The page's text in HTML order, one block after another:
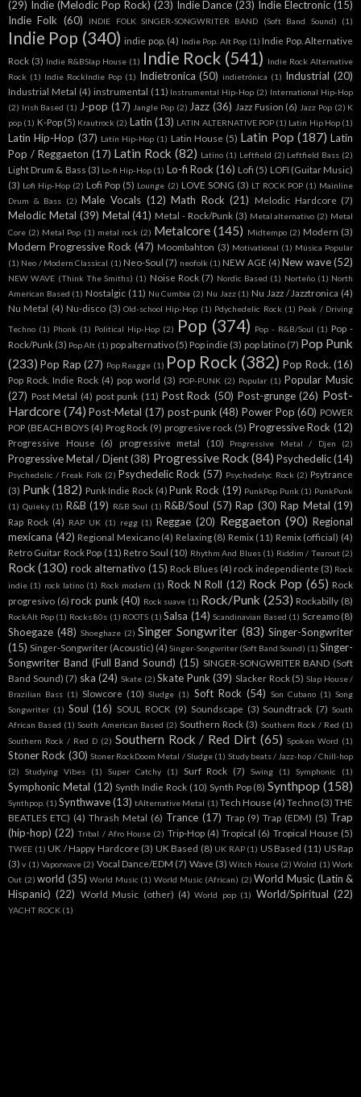
(29) Indie (Melodic Pop Rock) (23) Indie Dance (23) Indie Electronic (15)
Indie Folk (60) INDIE FOLK SINGER-SONGWRITER BAND (Soft Band Sound) (1)
Indie Pop (340) indie pop. (4) Indie Pop. Alt Pop (1) Indie Pop. Alternative
Rock (3) Indie R&BSlap House (1) Indie Rock (541) Indie Rock Alternative
Rock (1) Indie RockIndie Pop (1) Indietronica (50) indietrónica (1) Industrial (20)
Industrial Metal (4) instrumental (11) Instrumental Hip-Hop (2) International Hip-Hop
(2) Irish Based (1) J-pop (17) Jangle Pop (2) Jazz (36) Jazz Fusion (6) Jazz Pop (2) K
pop (1) K-Pop (5) Krautrock (2) Latin (13) LATIN ALTERNATIVE POP (1) Latin Hip Hop (1)
Latin Hip-Hop (37) Latín Hip-Hop (1) Latin House (5) Latin Pop (187) Latin
Pop / Reggaeton (17) Latin Rock (82) Latino (1) Leftfield (2) Leftfield Bass (2)
Light Drum & Bass (3) Lo-fi Hip-Hop (1) Lo-fi Rock (16) Lofi (5) LOFI (Guitar Music)
(3) Lofi Hip-Hop (2) Lofi Pop (5) Lounge (2) LOVE SONG (3) LT ROCK POP (1) Mainline
Drum & Bass (2) Male Vocals (12) Math Rock (21) Melodic Hardcore (7)
Melodic Metal (39) Metal (41) Metal - Rock/Punk (3) Metal alternativo (2) Metal
Core (2) Metal Pop (1) metal rock (2) Metalcore (145) Midtempo (2) Modern (3)
Modern Progressive Rock (47) Moombahton (3) Motivational (1) Música Popular
(1) Neo / Modern Classical (1) Neo-Soul (7) neofolk (1) NEW AGE (4) New wave (52)
NEW WAVE (Think The Smiths) (1) Noise Rock (7) Nordic Based (1) Norteño (1) North
American Based (1) Nostalgic (11) Nu Cumbia (2) Nu Jazz (1) Nu Jazz / Jazztronica (4)
Nu Metal (4) Nu-disco (3) Old-school Hip-Hop (1) Pdychedelic Rock (1) Peak / Driving
Techno (1) Phonk (1) Political Hip-Hop (2) Pop (374) Pop - R&B/Soul (1) Pop -
Rock/Punk (3) Pop Alt (1) pop alternativo (5) Pop indie (3) pop latino (7) Pop Punk
(233) Pop Rap (27) Pop Reagge (1) Pop Rock (382) Pop Rock. (16)
Pop Rock. Indie Rock (4) pop world (3) POP-PUNK (2) Popular (1) Popular Music
(27) Post Metal (4) post punk (11) Post Rock (50) Post-grunge (26) Post-
Hardcore (74) Post-Metal (17) post-punk (48) Power Pop (60) POWER
POP (BEACH BOYS (4) Prog Rock (9) progresive rock (5) Progressive Rock (12)
Progressive House (6) progressive metal (10) Progressive Metal / Djen (2)
Progressive Metal / Djent (38) Progressive Rock (84) Psychedelic(14)
Psychedelic / Freak Folk (2) Psychedelic Rock (57) Psychedelyc Rock (2) Psytrance
(3) Punk (182) Punk Indie Rock (4) Punk Rock (19) PunkPop Punk (1) PunkPunk
(1) Quieky (1) R&B (19) R&B Soul (1) R&B/Soul (57) Rap (30) Rap Metal (19)
Rap Rock (4) RAP UK (1) regg (1) Reggae (20) Reggaeton (90) Regional
mexicana (42) Regional Mexicano (4) Relaxing (8) Remix (11) Remix (official) (4)
Retro Guitar Rock Pop (11) Retro Soul (10) Rhythm And Blues (1) Riddim / Tearout (2)
Rock (130) rock alternativo (15) Rock Blues (4) rock independiente (3) Rock
indie (1) rock latino (1) Rock modern (1) Rock N Roll (12) Rock Pop (65) Rock
progresivo (6) rock punk (40) Rock suave (1) Rock/Punk (253) Rockabilly (8)
RockAlt Pop (1) Rocks 80s (1) ROOTS (1) Salsa (14) Scandinavian Based (1) Screamo (8)
Shoegaze (48) Shoeghaze (2) Singer Songwriter (83) Singer-Songwriter
(15) Singer-Songwriter (Acoustic) (4) Singer-Songwriter (Soft Band Sound) (1) Singer-
Songwriter Band (Full Band Sound) (15) SINGER-SONGWRITER BAND (Soft
Band Sound) (7) ska (24) Skate (2) Skate Punk (39) Slacker Rock (5) Slap House /
Brazilian Bass (1) Slowcore (10) Sludge (1) Soft Rock (54) Son Cubano (1) Song
Songwriter (1) Soul (16) SOUL ROCK (9) Soundscape (3) Soundtrack (7) South
African Based (1) South American Based (2) Southern Rock (3) Southern Rock / Red (1)
Southern Rock / Red D (2) Southern Rock / Red Dirt (65) Spoken Word (1)
Stoner Rock (30) Stoner RockDoom Metal / Sludge (1) Study beats / Jazz-hop / Chill-hop
(2)
Studying Vibes (1) Super Catchy (1) Surf Rock (7) Swing (1) Symphonic (1)
Symphonic Metal (12) Synth Indie Rock (10) Synth Pop (8) Synthpop (158)
Synthpop. (1) Synthwave (13) tAlternative Metal (1) Tech House (4) Techno (3) THE
BEATLES ETC) (4) Thrash Metal (6) Trance (17) Trap (9) Trap (EDM) (5) Trap
(hip-hop) (22) Tribal / Afro House (2) Trip-Hop (4) Tropical (6) Tropical House (5)
TWEE (1) UK / Happy Hardcore (3) UK Based (8) UK RAP (1) US Based (11) US Rap
(3) v (1) Vaporwave (2) Vocal Dance/EDM (7) Wave (3) Witch House (2) Wolrd (1) Work
Out (2) world (35) World Music (1) World Music (African) (2) World Music (Latin &
Hispanic) (22) World Music (other) (4) World pop (1) World/Spiritual (22)
YACHT ROCK (1)